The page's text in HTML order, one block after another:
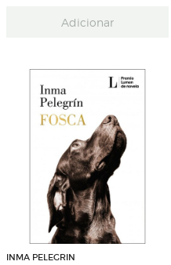
Adicionar
INMA PELEGRIN